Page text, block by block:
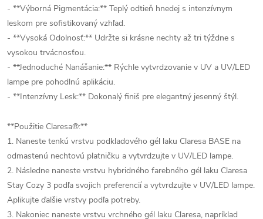
- **Výborná Pigmentácia:** Teplý odtieň hnedej s intenzívnym
leskom pre sofistikovaný vzhľad.
- **Vysoká Odolnosť:** Udržte si krásne nechty až tri týždne s
vysokou trvácnosťou.
- **Jednoduché Nanášanie:** Rýchle vytvrdzovanie v UV a UV/LED
lampe pre pohodlnú aplikáciu.
- **Intenzívny Lesk:** Dokonalý finiš pre elegantný jesenný štýl.
**Použitie Claresa®:**
1. Naneste tenkú vrstvu podkladového gél laku Claresa BASE na
odmastenú nechtovú platničku a vytvrdzujte v UV/LED lampe.
2. Následne naneste vrstvu hybridného farebného gél laku Claresa
Stay Cozy 3 podľa svojich preferencií a vytvrdzujte v UV/LED lampe.
Aplikujte ďalšie vrstvy podľa potreby.
3. Nakoniec naneste vrstvu vrchného gél laku Claresa, napríklad